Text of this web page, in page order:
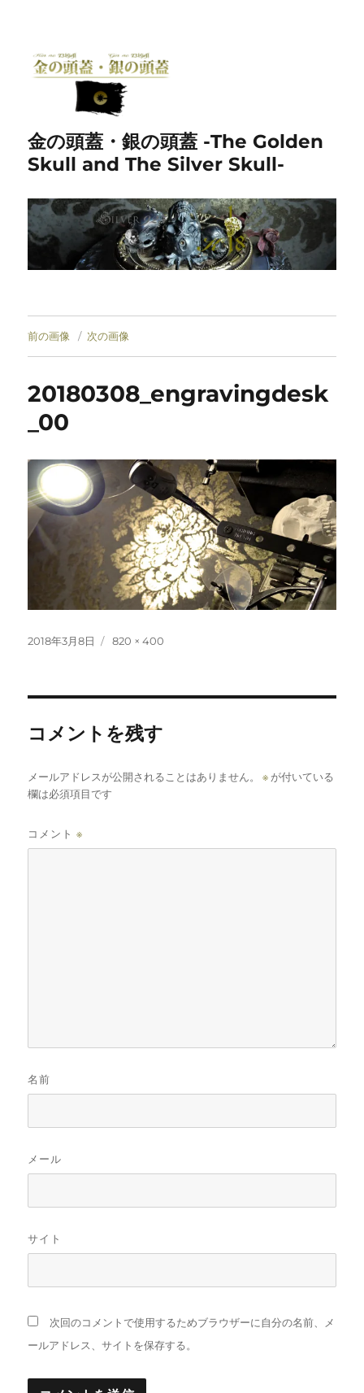
金の頭蓋・銀の頭蓋 -The Golden
Skull and The Silver Skull-
前の画像 次の画像
20180308_engravingdesk
_00
投
2018年3月8日
フ
820 × 400
コメントを残す
メールアドレスが公開されることはありません。 ※ が付いている
欄は必須項目です
コメント※
名前
メール
サイト
次回のコメントで使用するためブラウザーに自分の名前、メ
ールアドレス、サイトを保存する。